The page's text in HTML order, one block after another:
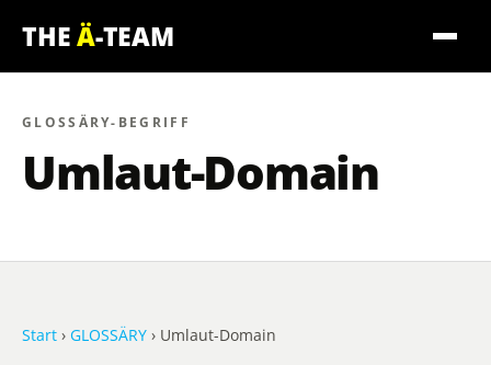
THEÄ-TEAM
GLOSSÄRY-BEGRIFF
Umlaut-Domain
Start › GLOSSÄRY › Umlaut-Domain